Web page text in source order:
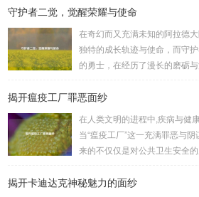
何进行起凡三国下载,开启一段
以化身为三国时期的知名将领
的诸葛亮、忠义双全的关羽等
陷阵、排兵布阵，游戏中的每
守护者二觉，觉醒荣耀与使命
在奇幻而又充满未知的阿拉德
独特的成长轨迹与使命，而守
的勇士，在经历了漫长的磨砺
大陆的那一刻起，便肩负着守
来自各方的邪恶势力，最初，
意志，在一次次战斗中积累着
恐怖的地下墓穴，还是在战火
揭开瘟疫工厂罪恶面纱
在人类文明的进程中,疾病与健
当“瘟疫工厂”这一充满罪恶与
来的不仅仅是对公共卫生安全
是一些别有用心的势力为了实
揭开卡迪达克神秘魅力的面纱